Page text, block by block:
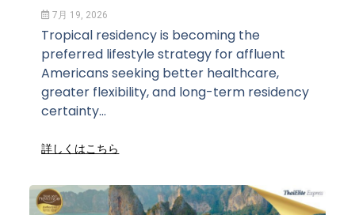
7月 19, 2026
Tropical residency is becoming the
preferred lifestyle strategy for affluent
Americans seeking better healthcare,
greater flexibility, and long-term residency
certainty...
詳しくはこちら